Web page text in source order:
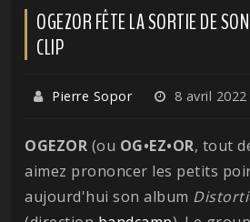
OGEZOR FÊTE LA SORTIE DE
CLIP
Pierre Sopor 8 avril 2022
OGEZOR (ou OG•EZ•OR, tout
aimez prononcer les petits
aujourd'hui son album